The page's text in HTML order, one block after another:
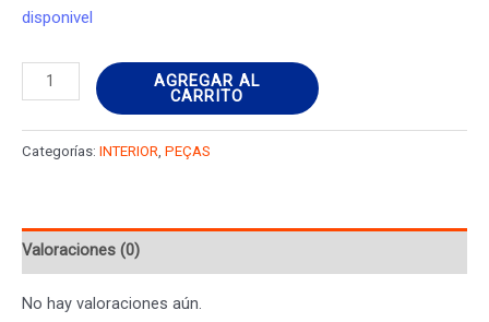
disponivel
Pedal
da
embreagem
RENAULT
Hatchback
B3_)
AGREGAR AL
CARRITO
Categorías: INTERIOR PEÇAS
Valoraciones (0)
No hay valoraciones aún.